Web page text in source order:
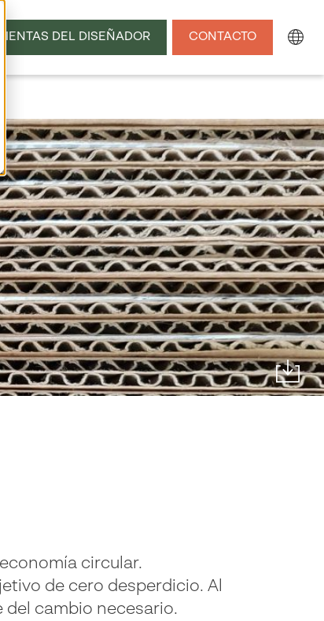
DEL DISEÑADOR CONTACTO
circular.
de cero desperdicio. Al
cambio necesario.